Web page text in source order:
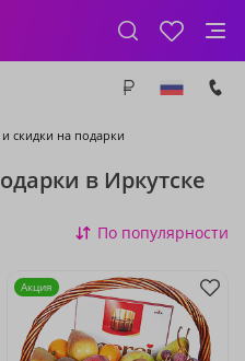
скидки на подарки
в Иркутске
По популярности
Акция